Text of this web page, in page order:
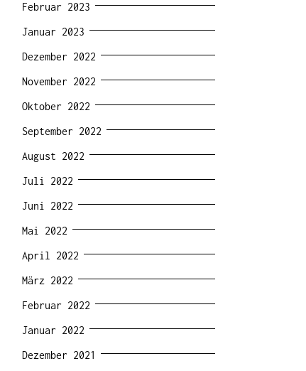
Februar 2023
Januar 2023
Dezember 2022
November 2022
Oktober 2022
September 2022
August 2022
Juli 2022
Juni 2022
Mai 2022
April 2022
März 2022
Februar 2022
Januar 2022
Dezember 2021